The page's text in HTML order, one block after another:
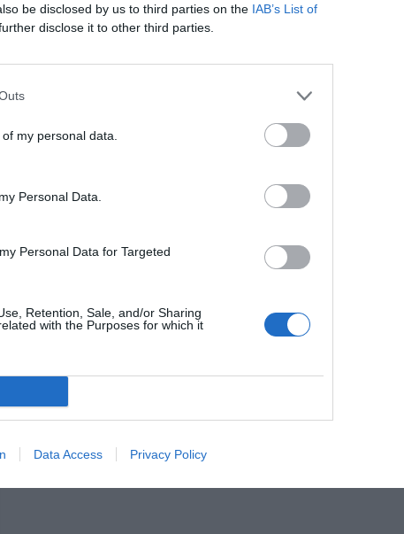
be disclosed by us to third parties on the IAB’s List of
disclose it to other third parties.
my personal data.
Personal Data.
Personal Data for Targeted
Retention, Sale, and/or Sharing
with the Purposes for which it
Data Access Privacy Policy